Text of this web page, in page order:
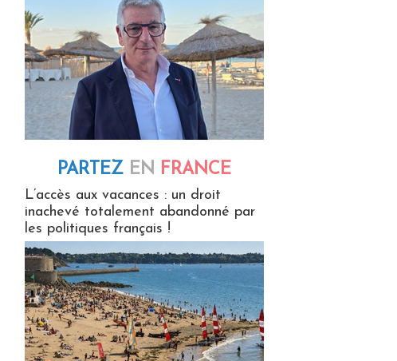
PARTEZ EN FRANCE
L’accès aux vacances : un droit
inachevé totalement abandonné par
les politiques français !